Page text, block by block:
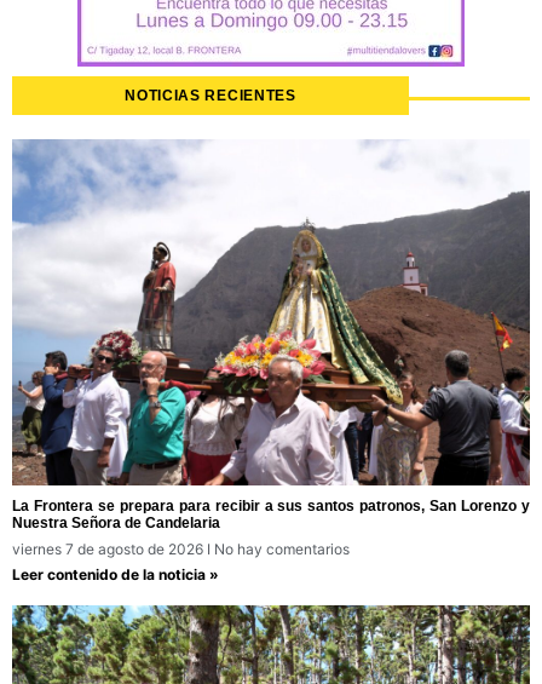
NOTICIAS RECIENTES
La Frontera se prepara para recibir a sus santos patronos, San Lorenzo y
Nuestra Señora de Candelaria
viernes 7 de agosto de 2026
No hay comentarios
Leer contenido de la noticia »